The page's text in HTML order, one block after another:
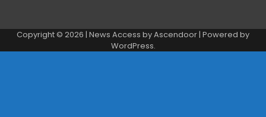
Copyright © 2026 | News Access byAscendoor | Powered by
WordPress.